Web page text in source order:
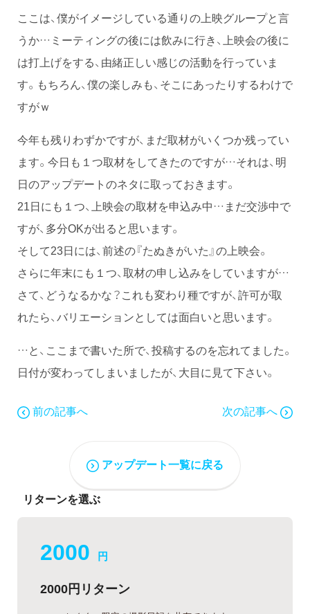
ここは、僕がイメージしている通りの上映グループと言
うか…ミーティングの後には飲みに行き、上映会の後に
は打上げをする、由緒正しい感じの活動を行っていま
す。もちろん、僕の楽しみも、そこにあったりするわけで
すがｗ
今年も残りわずかですが、まだ取材がいくつか残ってい
ます。今日も１つ取材をしてきたのですが…それは、明
日のアップデートのネタに取っておきます。
21日にも１つ、上映会の取材を申込み中…まだ交渉中で
すが、多分OKが出ると思います。
そして23日には、前述の『たぬきがいた』の上映会。
さらに年末にも１つ、取材の申し込みをしていますが…
さて、どうなるかな？これも変わり種ですが、許可が取
れたら、バリエーションとしては面白いと思います。
…と、ここまで書いた所で、投稿するのを忘れてました。
日付が変わってしまいましたが、大目に見て下さい。
前の記事へ 次の記事へ
アップデート一覧に戻る
リターンを選ぶ
2000 円
2000円リターン